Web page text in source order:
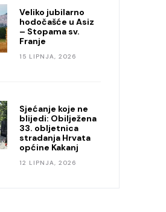
Veliko jubilarno
hodočašće u Asiz
– Stopama sv.
Franje
15 LIPNJA, 2026
Sjećanje koje ne
blijedi: Obilježena
33. obljetnica
stradanja Hrvata
općine Kakanj
12 LIPNJA, 2026